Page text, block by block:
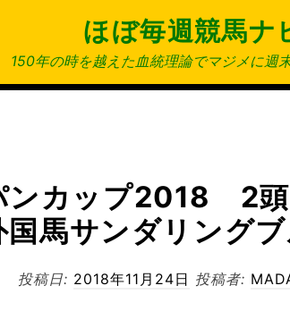
ほぼ毎週競馬ナ
150年の時を越えた血統理論でマジメに週
カップ2018 2頭
馬サンダリングブ
投稿日: 2018年11月24日 投稿者: